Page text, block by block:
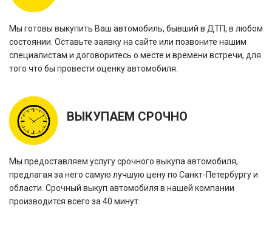
Мы готовы выкупить Ваш автомобиль, бывший в ДТП, в любом
состоянии. Оставьте заявку на сайте или позвоните нашим
специалистам и договоритесь о месте и времени встречи, для
того что бы провести оценку автомобиля.
ВЫКУПАЕМ СРОЧНО
Мы предоставляем услугу срочного выкупа автомобиля,
предлагая за него самую лучшую цену по Санкт-Петербургу и
области. Срочный выкуп автомобиля в нашей компании
производится всего за 40 минут.